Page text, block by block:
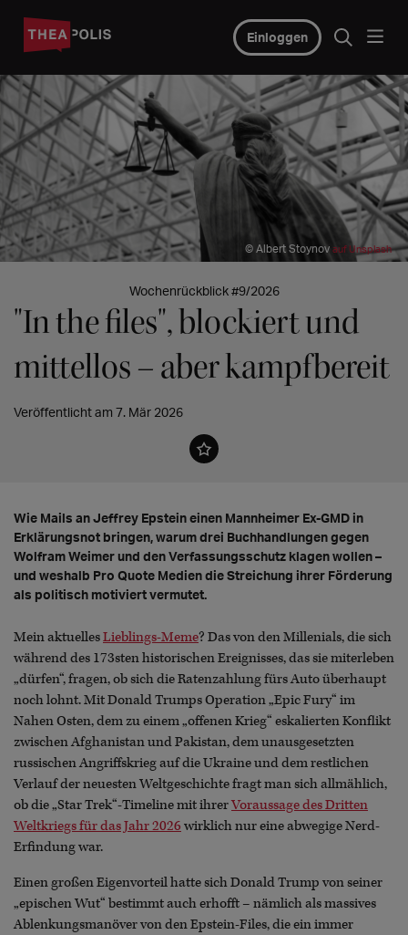
Einloggen
© Albert Stoynov auf Unsplash
Wochenrückblick #9/2026
"In the files", blockiert und
mittellos – aber kampfbereit
Veröffentlicht am 7. Mär 2026
Wie Mails an Jeffrey Epstein einen Mannheimer Ex-GMD in
Erklärungsnot bringen, warum drei Buchhandlungen gegen
Wolfram Weimer und den Verfassungsschutz klagen wollen –
und weshalb Pro Quote Medien die Streichung ihrer Förderung
als politisch motiviert vermutet.
Mein aktuellesLieblings-Meme? Das von den Millenials, die sich
während des 173sten historischen Ereignisses, das sie miterleben
„dürfen“, fragen, ob sich die Ratenzahlung fürs Auto überhaupt
noch lohnt. Mit Donald Trumps Operation „Epic Fury“ im
Nahen Osten, dem zu einem „offenen Krieg“ eskalierten Konflikt
zwischen Afghanistan und Pakistan, dem unausgesetzten
russischen Angriffskrieg auf die Ukraine und dem restlichen
Verlauf der neuesten Weltgeschichte fragt man sich allmählich,
ob die „Star Trek“-Timeline mit ihrerVoraussage des Dritten
Weltkriegs für das Jahr 2026 wirklich nur eine abwegige Nerd-
Erfindung war.
Einen großen Eigenvorteil hatte sich Donald Trump von seiner
„epischen Wut“ bestimmt auch erhofft – nämlich als massives
Ablenkungsmanöver von den Epstein-Files, die ein immer